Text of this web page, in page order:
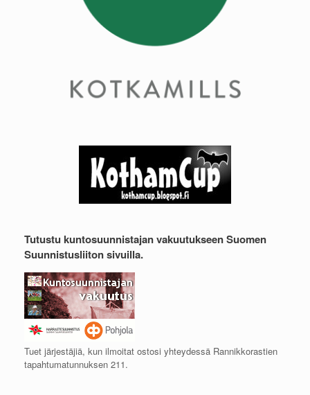
Tutustu kuntosuunnistajan vakuutukseen Suomen
Suunnistusliiton sivuilla.
Tuet järjestäjiä, kun ilmoitat ostosi yhteydessä Rannikkorastien
tapahtumatunnuksen 211.